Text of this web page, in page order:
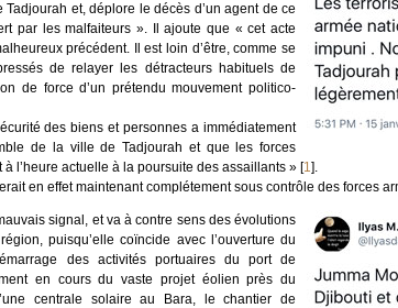
et, déplore le décès d’un agent de ce
par les malfaiteurs ». Il ajoute que « cet acte
précédent. Il est loin d’être, comme se
de relayer les détracteurs habituels de
de force d’un prétendu mouvement politico-
des biens et personnes a immédiatement
de la ville de Tadjourah et que les forces
l’heure actuelle à la poursuite des assaillants » [1].
en effet maintenant complétement sous contrôle des forces
signal, et va à contre sens des évolutions
puisqu’elle coïncide avec l’ouverture du
des activités portuaires du port de
en cours du vaste projet éolien près du
centrale solaire au Bara, le chantier de